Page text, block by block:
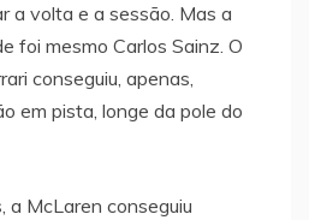
a volta e a sessão. Mas a
foi mesmo Carlos Sainz. O
conseguiu, apenas,
em pista, longe da pole do
a McLaren conseguiu